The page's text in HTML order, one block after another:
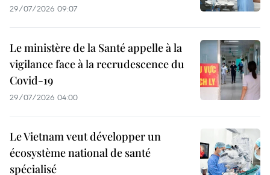
29/07/2026 09:07
Le ministère de la Santé appelle à la
vigilance face à la recrudescence du
Covid-19
29/07/2026 04:00
Le Vietnam veut développer un
écosystème national de santé
spécialisé